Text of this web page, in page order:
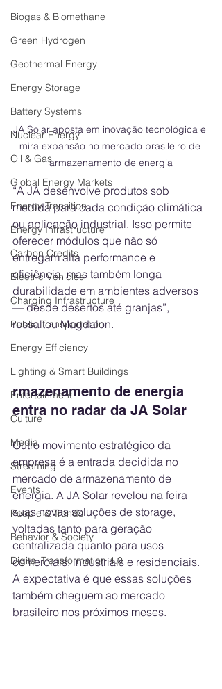
Biogas & Biomethane
Green Hydrogen
Geothermal Energy
Energy Storage
Battery Systems
Nuclear Energy
Oil & Gas
Global Energy Markets
Energy Transition
Energy Infrastructure
Carbon Credits
Electric Vehicles
Charging Infrastructure
Public Transportation
Energy Efficiency
Lighting & Smart Buildings
Entertainment
Culture
Media
Streaming
Events
People & Trends
Behavior & Society
Digital Transformation 4.0
JA Solar aposta em inovação tecnológica e
mira expansão no mercado brasileiro de
armazenamento de energia
“A JA desenvolve produtos sob
medida para cada condição climática
ou aplicação industrial. Isso permite
oferecer módulos que não só
entregam alta performance e
eficiência, mas também longa
durabilidade em ambientes adversos
— desde desertos até granjas”,
ressaltou Magdalon.
rmazenamento de energia
entra no radar da JA Solar
Outro movimento estratégico da
empresa é a entrada decidida no
mercado de armazenamento de
energia. A JA Solar revelou na feira
suas novas soluções de storage,
voltadas tanto para geração
centralizada quanto para usos
comerciais, industriais e residenciais.
A expectativa é que essas soluções
também cheguem ao mercado
brasileiro nos próximos meses.